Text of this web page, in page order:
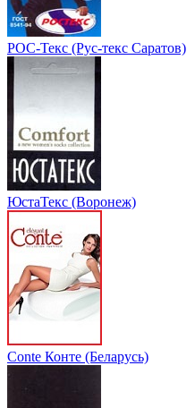
РОС-Текс (Рус-текс Саратов)
ЮстаТекс (Воронеж)
Conte Конте (Беларусь)